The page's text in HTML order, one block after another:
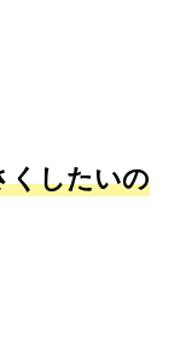
くしたいの